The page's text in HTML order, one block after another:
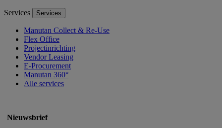
Services Services
Manutan Collect & Re-Use
Flex Office
Projectinrichting
Vendor Leasing
E-Procurement
Manutan 360°
Alle services
Nieuwsbrief